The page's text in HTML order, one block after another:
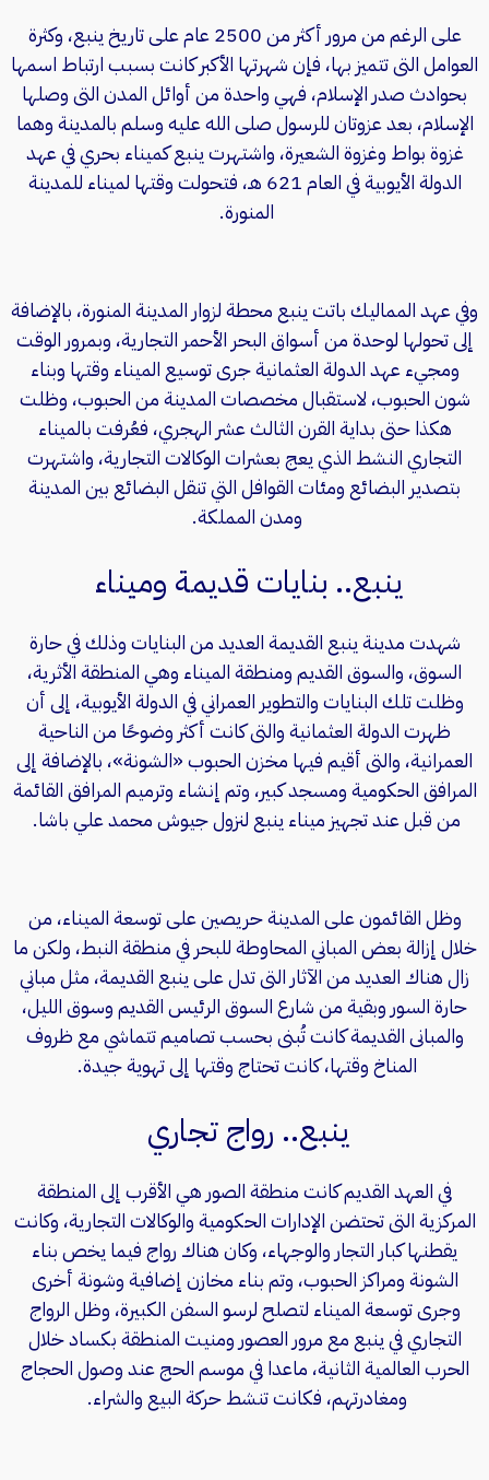
على الرغم من مرور أكثر من 2500 عام على تاريخ ينبع، وكثرة
العوامل التى تتميز بها، فإن شهرتها الأكبر كانت بسبب ارتباط اسمها
بحوادث صدر الإسلام، فهي واحدة من أوائل المدن التى وصلها
الإسلام، بعد عزوتان للرسول صلى الله عليه وسلم بالمدينة وهما
غزوة بواط وغزوة الشعيرة، واشتهرت ينبع كميناء بحري في عهد
الدولة الأيوبية في العام 621 هـ، فتحولت وقتها لميناء للمدينة
المنورة.
وفي عهد المماليك باتت ينبع محطة لزوار المدينة المنورة، بالإضافة
إلى تحولها لوحدة من أسواق البحر الأحمر التجارية، وبمرور الوقت
ومجيء عهد الدولة العثمانية جرى توسيع الميناء وقتها وبناء
شون الحبوب، لاستقبال مخصصات المدينة من الحبوب، وظلت
هكذا حتى بداية القرن الثالث عشر الهجري، فعُرفت بالميناء
التجاري النشط الذي يعج بعشرات الوكالات التجارية، واشتهرت
بتصدير البضائع ومئات القوافل التي تنقل البضائع بين المدينة
ومدن المملكة.
ينبع.. بنايات قديمة وميناء
شهدت مدينة ينبع القديمة العديد من البنايات وذلك في حارة
السوق، والسوق القديم ومنطقة الميناء وهي المنطقة الأثرية،
وظلت تلك البنايات والتطوير العمراني في الدولة الأيوبية، إلى أن
ظهرت الدولة العثمانية والتى كانت أكثر وضوحًا من الناحية
العمرانية، والتى أقيم فيها مخزن الحبوب «الشونة»، بالإضافة إلى
المرافق الحكومية ومسجد كبير، وتم إنشاء وترميم المرافق القائمة
من قبل عند تجهيز ميناء ينبع لنزول جيوش محمد علي باشا.
وظل القائمون على المدينة حريصين على توسعة الميناء، من
خلال إزالة بعض المباني المحاوطة للبحر في منطقة النبط، ولكن ما
زال هناك العديد من الآثار التى تدل على ينبع القديمة، مثل مباني
حارة السور وبقية من شارع السوق الرئيس القديم وسوق الليل،
والمبانى القديمة كانت تُبنى بحسب تصاميم تتماشي مع ظروف
المناخ وقتها، كانت تحتاج وقتها إلى تهوية جيدة.
ينبع.. رواج تجاري
في العهد القديم كانت منطقة الصور هي الأقرب إلى المنطقة
المركزية التى تحتضن الإدارات الحكومية والوكالات التجارية، وكانت
يقطنها كبار التجار والوجهاء، وكان هناك رواج فيما يخص بناء
الشونة ومراكز الحبوب، وتم بناء مخازن إضافية وشونة أخرى
وجرى توسعة الميناء لتصلح لرسو السفن الكبيرة، وظل الرواج
التجاري في ينبع مع مرور العصور ومنيت المنطقة بكساد خلال
الحرب العالمية الثانية، ماعدا في موسم الحج عند وصول الحجاج
ومغادرتهم، فكانت تنشط حركة البيع والشراء.